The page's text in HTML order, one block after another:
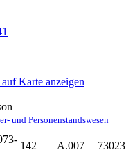
auf Karte anzeigen
und Personenstandswesen
142 A.007 73023